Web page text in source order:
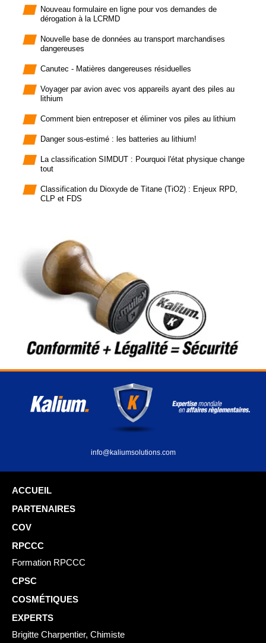
Nouveau formulaire en ligne pour vos demandes de
dérogation à la LCRMD
Nouvelle base de données au transport marchandises
dangereuses
Canutec - Matières dangereuses résiduelles
Voyager par avion avec vos appareils ayant des piles au
lithium
Comment bien entreposer et éliminer vos piles au lithium
Danger sous-estimé : les batteries au lithium!
La classification SIMDUT : Pourquoi l'état physique change
tout
Classification du Dioxyde de Titane (TiO2) : Enjeux RPD,
CLP et FDS
info@kaliumsolutions.com
ACCUEIL
PARTENAIRES
COV
RPCCC
Formation RPCCC
CPSC
COSMÉTIQUES
EXPERTS
Brigitte Charpentier, Chimiste